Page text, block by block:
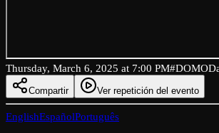
Thursday, March 6, 2025 at 7:00 PM
Compartir Ver repetición del evento
EnglishEspañolPortuguês